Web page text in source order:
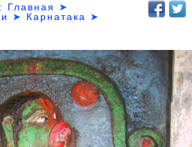
Главная
➤
➤ Карнатака
➤